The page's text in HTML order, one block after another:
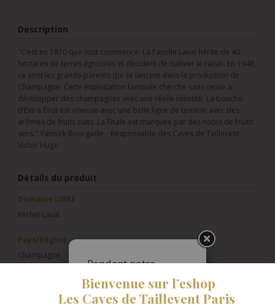
Bienvenue sur l’eshop
Les Caves de Taillevent Paris
Description
"C’est en 1870 que tout commence. La Famille Laval hérite de 40
hectares de terres agricoles et décident de cultiver le raisin. En 1948,
ce sont les grands-parents qui se lancent dans la production de
Champagne. Cette exploitation familiale cherche sans cesse à
développer des champagnes avec une réelle identité. La bouche
d’Extra Brut est vineuse avec une belle ligne de tension avec des
arômes de fruits cuits. La finale est marquée par des notes de fruits
secs." Yannick Bourgade – Responsable des Caves de Taillevent
Victor Hugo
Détails du produit
Domaine LIBRE
Michel Laval
Pays/Région
Champagne
Champagne
Pendant notre
fermeture estivale,
vous pouvez
continuer à passer